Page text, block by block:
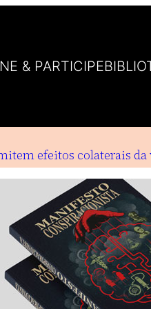
& PARTICIPE
efeitos colaterais da